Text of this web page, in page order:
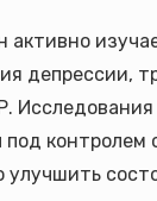
активно
депрессии,
контролем